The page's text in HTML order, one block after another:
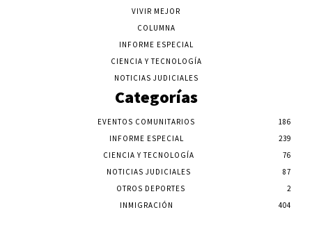
VIVIR MEJOR
COLUMNA
INFORME ESPECIAL
CIENCIA Y TECNOLOGÍA
NOTICIAS JUDICIALES
Categorías
EVENTOS COMUNITARIOS
186
INFORME ESPECIAL
239
CIENCIA Y TECNOLOGÍA
76
NOTICIAS JUDICIALES
87
OTROS DEPORTES
2
INMIGRACIÓN
404